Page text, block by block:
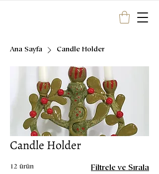
Ana Sayfa Candle Holder
Candle Holder
12 ürün Filtrele ve Sırala